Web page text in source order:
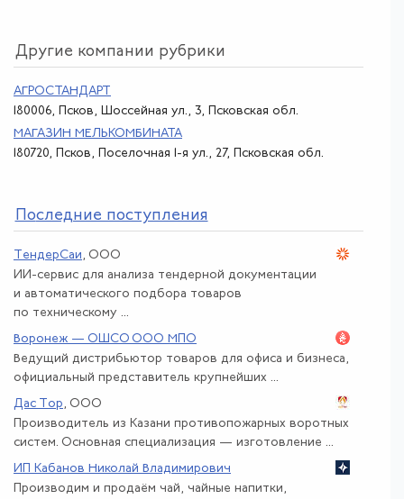
Другие компании рубрики
АГРОСТАНДАРТ
180006, Псков, Шоссейная ул., 3, Псковская обл.
МАГАЗИН МЕЛЬКОМБИНАТА
180720, Псков, Поселочная 1-я ул., 27, Псковская обл.
Последние поступления
ТендерСаи , ООО
ИИ-сервис для анализа тендерной документации
и автоматического подбора товаров
по техническому ...
Воронеж — ОШСО ООО МПО
Ведущий дистрибьютор товаров для офиса и бизнеса,
официальный представитель крупнейших ...
Дас Тор , ООО
Производитель из Казани противопожарных воротных
систем. Основная специализация — изготовление ...
ИП Кабанов Николай Владимирович
Производим и продаём чай, чайные напитки,